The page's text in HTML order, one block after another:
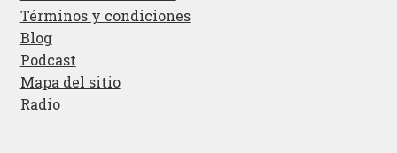
Términos y condiciones
Blog
Podcast
Mapa del sitio
Radio